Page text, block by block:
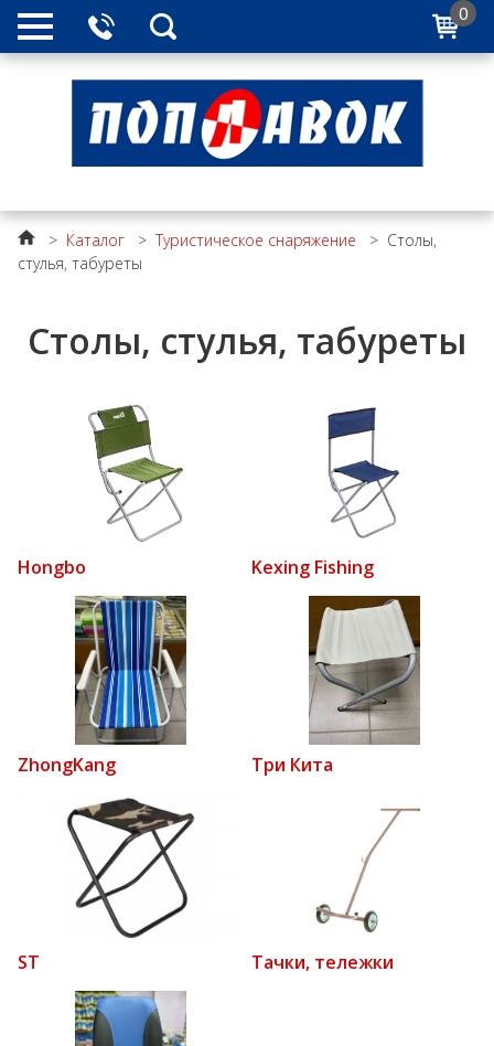
0
> Каталог >Туристическое снаряжение > Столы,
стулья, табуреты
Столы, стулья, табуреты
Hongbo Kexing Fishing
ZhongKang Три Кита
ST Тачки, тележки